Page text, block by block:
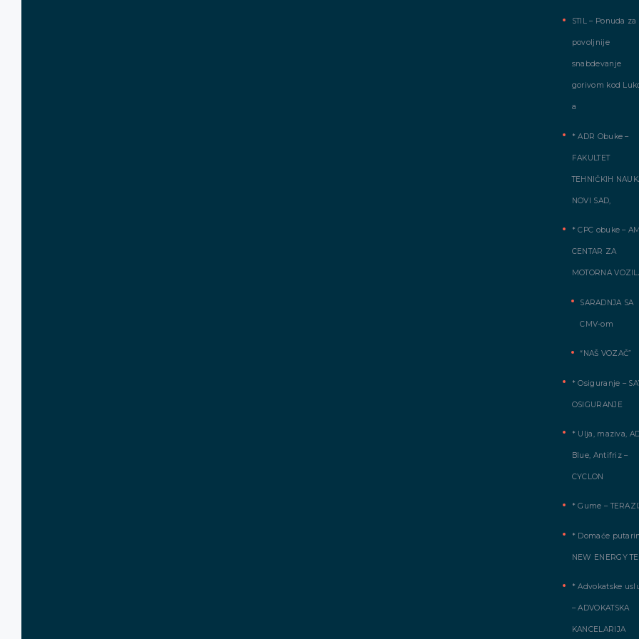
STIL – Ponuda za
povoljnije
snabdevanje
gorivom kod
a
* ADR Obuke –
FAKULTET
TEHNIČKIH
NOVI SAD,
* CPC obuke –
CENTAR ZA
MOTORNA
SARADNJA SA
CMV-om
“NAŠ VOZAČ”
* Osiguranje –
OSIGURANJE
* Ulja, maziva,
Blue, Antifriz –
CYCLON
* Gume –
* Domaće
NEW ENERGY
* Advokatske
– ADVOKATSKA
KANCELARIJA